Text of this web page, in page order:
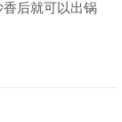
后就可以出锅